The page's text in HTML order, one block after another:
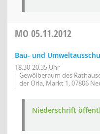
MO 05.11.2012
Bau- und
18:30-20:35 Uhr
Gewölberaum des
der Orla, Markt 1, 07806
Niederschrift